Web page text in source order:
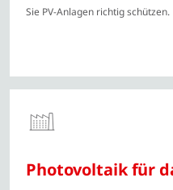
Sie PV-Anlagen richtig schützen.
Photovoltaik für